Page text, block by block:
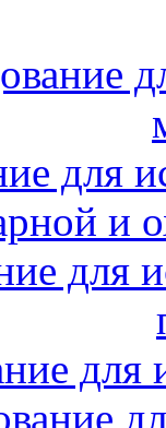
для
и
для
для